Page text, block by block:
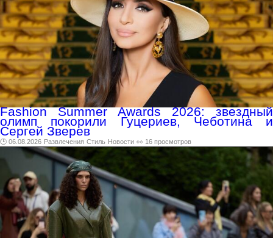
Fashion Summer Awards 2026: звездный
олимп покорили Гуцериев, Чеботина и
Сергей Зверев
🕑 06.08.2026 Развлечения Стиль Новости 👀 16 просмотров